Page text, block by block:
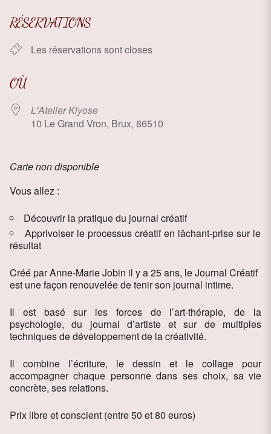
RÉSERVATIONS
Les réservations sont closes
OÙ
L'Atelier Kiyose
10 Le Grand Vron, Brux, 86510
Carte non disponible
Vous allez :
Découvrir la pratique du journal créatif
Apprivoiser le processus créatif en lâchant-prise sur le
résultat
Créé par Anne-Marie Jobin il y a 25 ans, le Journal Créatif
est une façon renouvelée de tenir son journal intime.
Il est basé sur les forces de l’art-thérapie, de la
psychologie, du journal d’artiste et sur de multiples
techniques de développement de la créativité.
Il combine l’écriture, le dessin et le collage pour
accompagner chaque personne dans ses choix, sa vie
concrète, ses relations.
Prix libre et conscient (entre 50 et 80 euros)